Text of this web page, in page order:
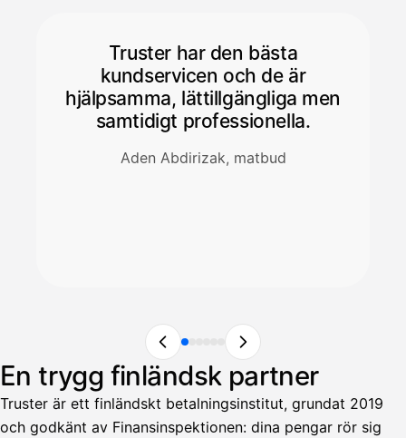
Truster har den bästa
kundservicen och de är
hjälpsamma, lättillgängliga men
samtidigt professionella.
Aden Abdirizak, matbud
En trygg finländsk partner
Truster är ett finländskt betalningsinstitut, grundat 2019
och godkänt av Finansinspektionen: dina pengar rör sig